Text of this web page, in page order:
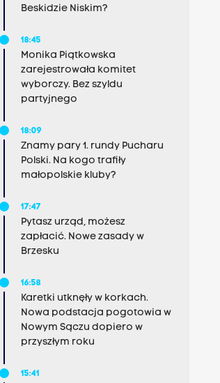
Beskidzie Niskim?
18:45
Monika Piątkowska
zarejestrowała komitet
wyborczy. Bez szyldu
partyjnego
18:09
Znamy pary 1. rundy Pucharu
Polski. Na kogo trafiły
małopolskie kluby?
17:47
Pytasz urząd, możesz
zapłacić. Nowe zasady w
Brzesku
16:58
Karetki utknęły w korkach.
Nowa podstacja pogotowia w
Nowym Sączu dopiero w
przyszłym roku
15:41